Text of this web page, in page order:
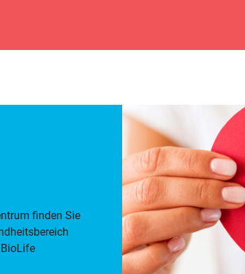
finden Sie